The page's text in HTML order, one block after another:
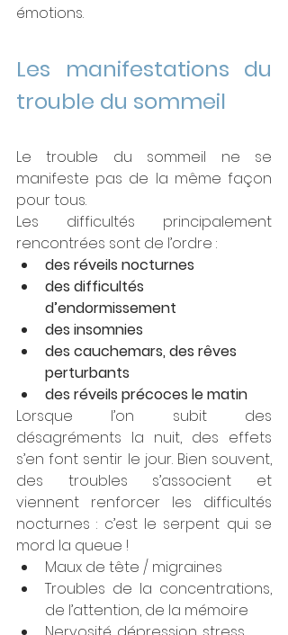
émotions.
Les manifestations du
trouble du sommeil
Le trouble du sommeil ne se
manifeste pas de la même façon
pour tous.
Les difficultés principalement
rencontrées sont de l’ordre :
des réveils nocturnes
des difficultés
d’endormissement
des insomnies
des cauchemars, des rêves
perturbants
des réveils précoces le matin
Lorsque l’on subit des
désagréments la nuit, des effets
s’en font sentir le jour. Bien souvent,
des troubles s’associent et
viennent renforcer les difficultés
nocturnes : c’est le serpent qui se
mord la queue !
Maux de tête / migraines
Troubles de la concentrations,
de l’attention, de la mémoire